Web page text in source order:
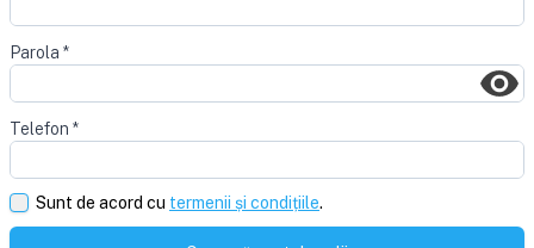
Parola *
Telefon *
Sunt de acord cu termenii și condițiile.